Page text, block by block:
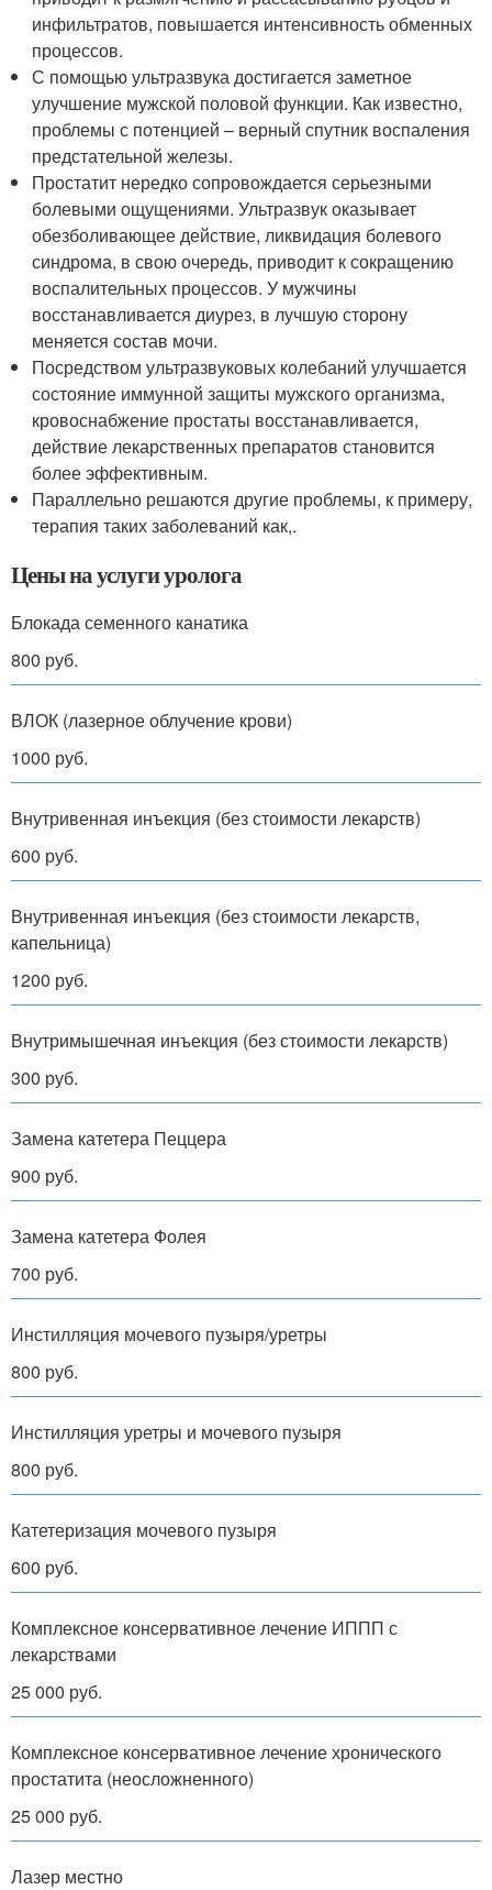
инфильтратов, повышается интенсивность обменных
процессов.
С помощью ультразвука достигается заметное
улучшение мужской половой функции. Как известно,
проблемы с потенцией – верный спутник воспаления
предстательной железы.
Простатит нередко сопровождается серьезными
болевыми ощущениями. Ультразвук оказывает
обезболивающее действие, ликвидация болевого
синдрома, в свою очередь, приводит к сокращению
воспалительных процессов. У мужчины
восстанавливается диурез, в лучшую сторону
меняется состав мочи.
Посредством ультразвуковых колебаний улучшается
состояние иммунной защиты мужского организма,
кровоснабжение простаты восстанавливается,
действие лекарственных препаратов становится
более эффективным.
Параллельно решаются другие проблемы, к примеру,
терапия таких заболеваний как,.
Цены на услуги уролога
Блокада семенного канатика
800 руб.
ВЛОК (лазерное облучение крови)
1000 руб.
Внутривенная инъекция (без стоимости лекарств)
600 руб.
Внутривенная инъекция (без стоимости лекарств,
капельница)
1200 руб.
Внутримышечная инъекция (без стоимости лекарств)
300 руб.
Замена катетера Пеццера
900 руб.
Замена катетера Фолея
700 руб.
Инстилляция мочевого пузыря/уретры
800 руб.
Инстилляция уретры и мочевого пузыря
800 руб.
Катетеризация мочевого пузыря
600 руб.
Комплексное консервативное лечение ИППП с
лекарствами
25 000 руб.
Комплексное консервативное лечение хронического
простатита (неосложненного)
25 000 руб.
Лазер местно